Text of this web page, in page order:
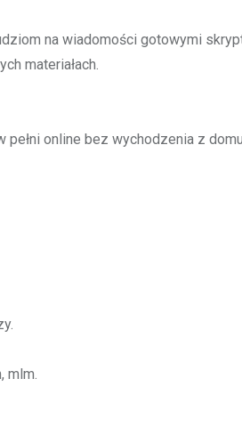
na wiadomości gotowymi
materiałach.
online bez wychodzenia z
mlm.